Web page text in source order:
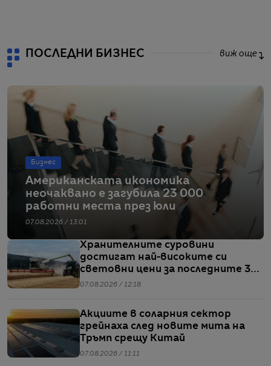
ПОСЛЕДНИ БИЗНЕС виж още
Бизнес
Американската икономика
неочаквано е загубила 23 000
работни места през юли
07.08.2026 / 13:01
Хранителните суровини
достигат най-високите си
световни цени за последните 3
години
07.08.2026 / 12:18
Акциите в соларния сектор
грейнаха след новите мита на
Тръмп срещу Китай
07.08.2026 / 11:11